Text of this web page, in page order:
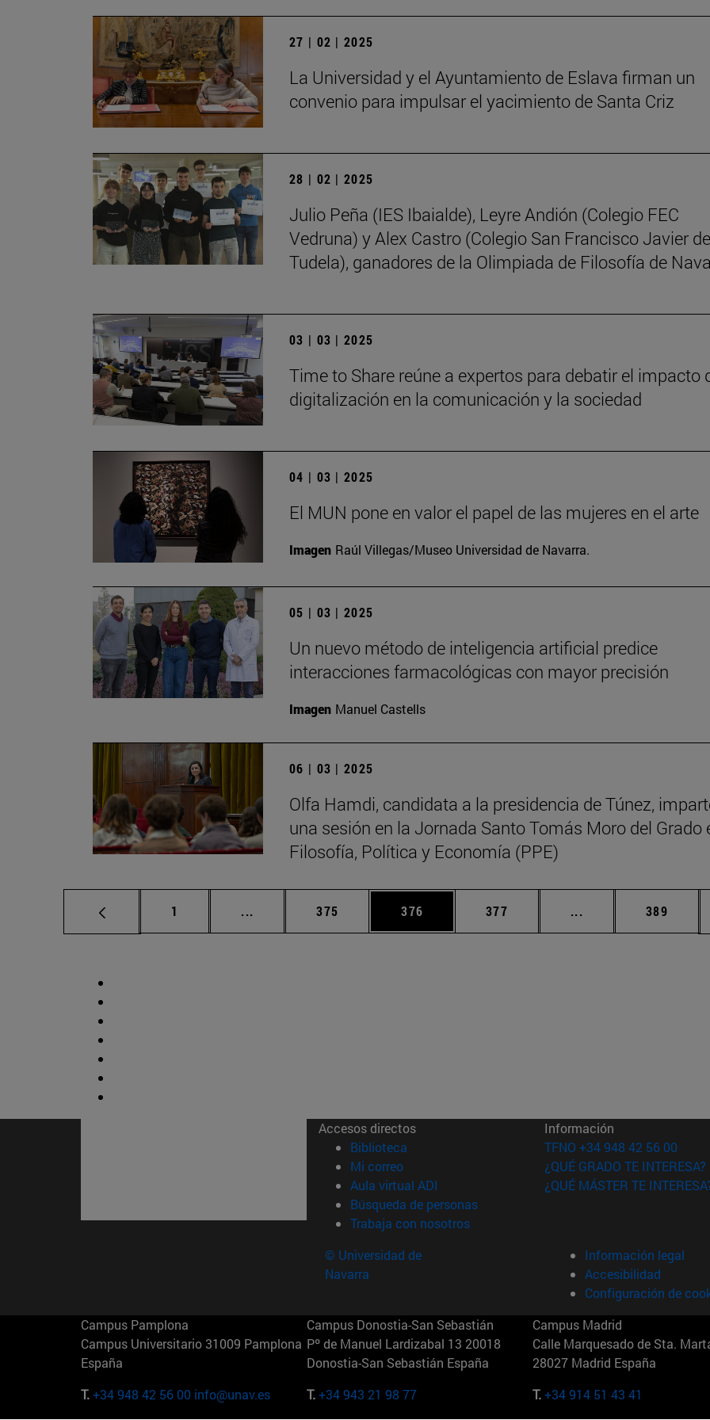
27 | 02 | 2025
La Universidad y el Ayuntamiento de Eslava firman un
convenio para impulsar el yacimiento de Santa Criz
28 | 02 | 2025
Julio Peña (IES Ibaialde), Leyre Andión (Colegio FEC
Vedruna) y Alex Castro (Colegio San Francisco Javier de
Tudela), ganadores de la Olimpiada de Filosofía de
03 | 03 | 2025
Time to Share reúne a expertos para debatir el impacto
digitalización en la comunicación y la sociedad
04 | 03 | 2025
El MUN pone en valor el papel de las mujeres en el arte
Imagen Raúl Villegas/Museo Universidad de Navarra.
05 | 03 | 2025
Un nuevo método de inteligencia artificial predice
interacciones farmacológicas con mayor precisión
Imagen Manuel Castells
06 | 03 | 2025
Olfa Hamdi, candidata a la presidencia de Túnez,
una sesión en la Jornada Santo Tomás Moro del Grado
Filosofía, Política y Economía (PPE)
Página
1 ... Páginas intermedias Use TAB para desplazarse.
Página
375 Página
376 Página
377 ... Páginas intermedias
Página
389
Accesos directos
Biblioteca (abre en nueva ventana)
Mi correo(abre en nueva ventana)
Aula virtual ADI (abre en nueva ventana)
Búsqueda de personas(abre en nueva ventana)
Trabaja con nosotros(abre en nueva ventana)
Información
TFNO +34 948 42 56 00
¿QUÉ GRADO TE INTERESA?
¿QUÉ MÁSTER TE
© Universidad de
Navarra
Información legal
Accesibilidad
Configuración de
Campus Pamplona
Campus Universitario 31009 Pamplona
España
T.+34 948 42 56 00 info@unav.es
Campus Donostia-San Sebastián
Pº de Manuel Lardizabal 13 20018
Donostia-San Sebastián España
T.+34 943 21 98 77
Campus Madrid
Calle Marquesado de Sta.
28027 Madrid España
T.+34 914 51 43 41